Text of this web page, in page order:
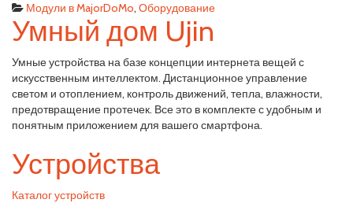
Модули в MajorDoMo, Оборудование
Умный дом Ujin
Умные устройства на базе концепции интернета вещей с
искусственным интеллектом. Дистанционное управление
светом и отоплением, контроль движений, тепла, влажности,
предотвращение протечек. Все это в комплекте с удобным и
понятным приложением для вашего смартфона.
Устройства
Каталог устройств